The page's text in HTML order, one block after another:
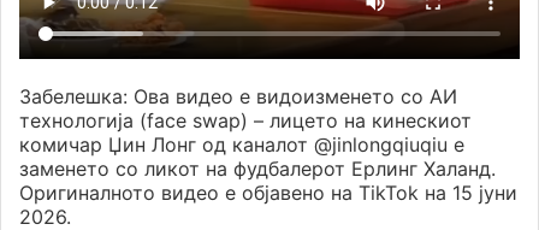
Забелешка: Ова видео е видоизменето со АИ
технологија (face swap) – лицето на кинескиот
комичар Џин Лонг од каналот @jinlongqiuqiu е
заменето со ликот на фудбалерот Ерлинг Халанд.
Оригиналното видео е објавено на TikTok на 15 јуни
2026.